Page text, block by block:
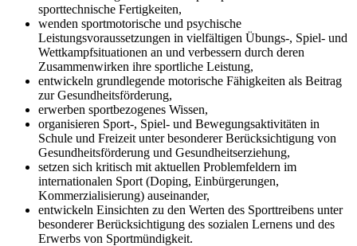
sporttechnische Fertigkeiten,
wenden sportmotorische und psychische
Leistungsvoraussetzungen in vielfältigen Übungs-, Spiel- und
Wettkampfsituationen an und verbessern durch deren
Zusammenwirken ihre sportliche Leistung,
entwickeln grundlegende motorische Fähigkeiten als Beitrag
zur Gesundheitsförderung,
erwerben sportbezogenes Wissen,
organisieren Sport-, Spiel- und Bewegungsaktivitäten in
Schule und Freizeit unter besonderer Berücksichtigung von
Gesundheitsförderung und Gesundheitserziehung,
setzen sich kritisch mit aktuellen Problemfeldern im
internationalen Sport (Doping, Einbürgerungen,
Kommerzialisierung) auseinander,
entwickeln Einsichten zu den Werten des Sporttreibens unter
besonderer Berücksichtigung des sozialen Lernens und des
Erwerbs von Sportmündigkeit.